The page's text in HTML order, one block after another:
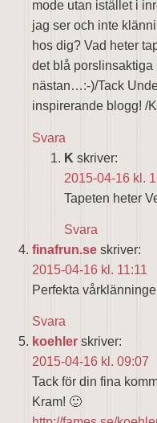
mode utan istället i
jag ser och inte
hos dig? Vad heter
det blå porslinsaktiga
nästan…:-)/Tack
inspirerande blogg! /
Svara
K skriver:
2015-04-16 kl.
Tapeten heter
Svara
finafrun.se skriver:
2015-04-16 kl. 11:11
Perfekta
Svara
koehler skriver:
2015-04-16 kl. 09:07
Tack för din fina
Kram! 🙂